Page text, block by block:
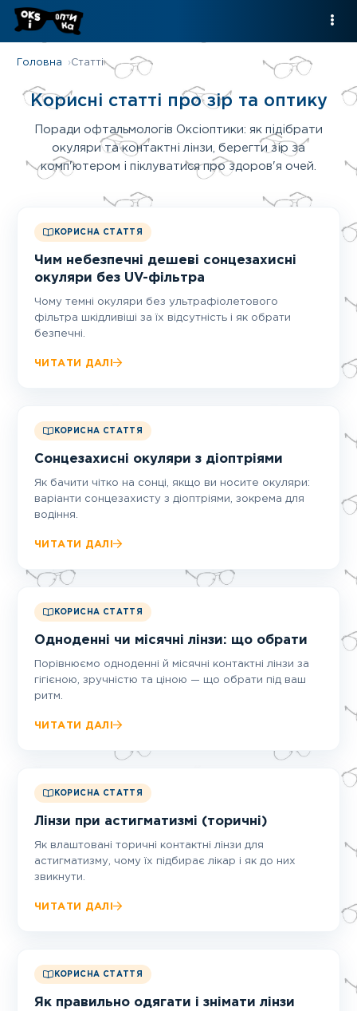
Головна Статті
Корисні статті про зір та оптику
Поради офтальмологів Оксіоптики: як підібрати
окуляри та контактні лінзи, берегти зір за
комп'ютером і піклуватися про здоров'я очей.
КОРИСНА СТАТТЯ
Чим небезпечні дешеві сонцезахисні
окуляри без UV-фільтра
Чому темні окуляри без ультрафіолетового
фільтра шкідливіші за їх відсутність і як обрати
безпечні.
ЧИТАТИ ДАЛІ
КОРИСНА СТАТТЯ
Сонцезахисні окуляри з діоптріями
Як бачити чітко на сонці, якщо ви носите окуляри:
варіанти сонцезахисту з діоптріями, зокрема для
водіння.
ЧИТАТИ ДАЛІ
КОРИСНА СТАТТЯ
Одноденні чи місячні лінзи: що обрати
Порівнюємо одноденні й місячні контактні лінзи за
гігієною, зручністю та ціною — що обрати під ваш
ритм.
ЧИТАТИ ДАЛІ
КОРИСНА СТАТТЯ
Лінзи при астигматизмі (торичні)
Як влаштовані торичні контактні лінзи для
астигматизму, чому їх підбирає лікар і як до них
звикнути.
ЧИТАТИ ДАЛІ
КОРИСНА СТАТТЯ
Як правильно одягати і знімати лінзи